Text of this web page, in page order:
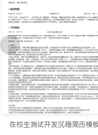
Docker容器配置与资源分
6.流程优化：针对线上问题
入基于风险分析的测试策
相关模块的代码重构与专项
工作业绩：
1.主导搭建自动化测试框架
XXX%。
2.完成XXX次性能测试与调
3.保障XXX+个新增与变更
在校生测试开发沉稳简历模